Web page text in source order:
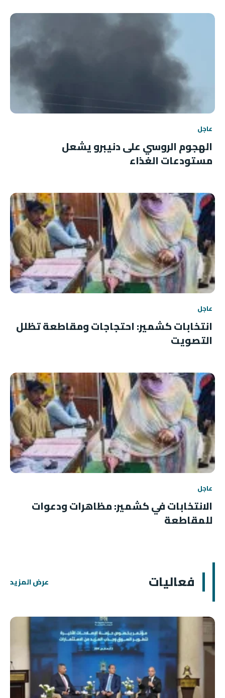
عاجل
الهجوم الروسي على دنيبرو يشعل
مستودعات الغذاء
عاجل
انتخابات كشمير: احتجاجات ومقاطعة تظلل
التصويت
عاجل
الانتخابات في كشمير: مظاهرات ودعوات
للمقاطعة
فعاليات عرض المزيد